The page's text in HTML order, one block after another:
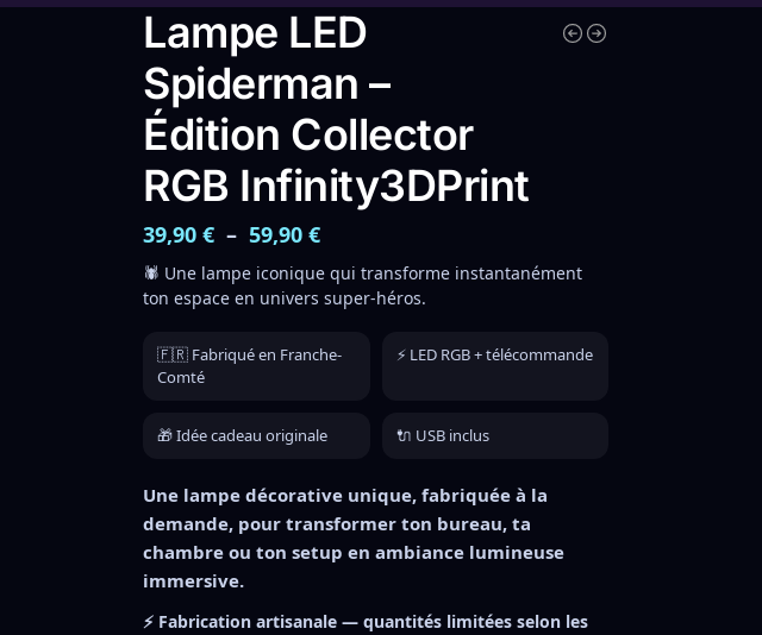
Lampe LED
Spiderman –
Édition Collector
RGB Infinity3DPrint
39,90€ – 59,90€
🕷️ Une lampe iconique qui transforme instantanément
ton espace en univers super-héros.
🇫🇷 Fabriqué en Franche-
Comté
⚡ LED RGB + télécommande
🎁 Idée cadeau originale 🔌 USB inclus
Une lampe décorative unique, fabriquée à la
demande, pour transformer ton bureau, ta
chambre ou ton setup en ambiance lumineuse
immersive.
⚡ Fabrication artisanale — quantités limitées selon les